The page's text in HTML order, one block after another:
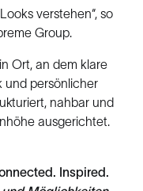
verstehen“, so
Group.
Ort, an dem klare
und persönlicher
nahbar und
ausgerichtet.
Inspired.